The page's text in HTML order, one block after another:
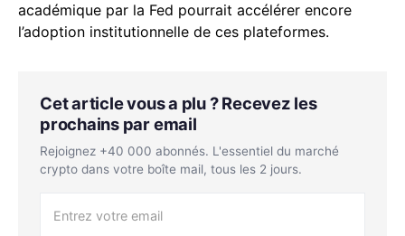
académique par la Fed pourrait accélérer encore
l’adoption institutionnelle de ces plateformes.
Cet article vous a plu ? Recevez les
prochains par email
Rejoignez +40 000 abonnés. L'essentiel du marché
crypto dans votre boîte mail, tous les 2 jours.